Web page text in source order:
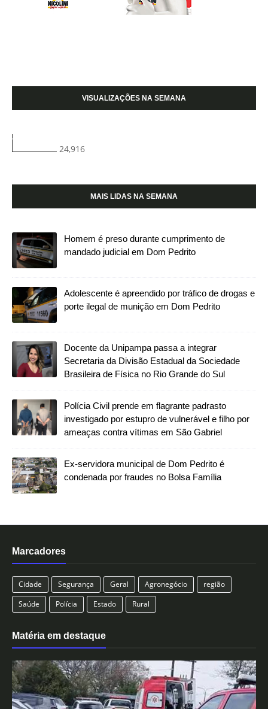
VISUALIZAÇÕES NA SEMANA
24,916
MAIS LIDAS NA SEMANA
Homem é preso durante cumprimento de
mandado judicial em Dom Pedrito
Adolescente é apreendido por tráfico de drogas e
porte ilegal de munição em Dom Pedrito
Docente da Unipampa passa a integrar
Secretaria da Divisão Estadual da Sociedade
Brasileira de Física no Rio Grande do Sul
Polícia Civil prende em flagrante padrasto
investigado por estupro de vulnerável e filho por
ameaças contra vítimas em São Gabriel
Ex-servidora municipal de Dom Pedrito é
condenada por fraudes no Bolsa Família
Marcadores
Cidade Segurança Geral Agronegócio
região
Saúde
Polícia Estado Rural
Matéria em destaque